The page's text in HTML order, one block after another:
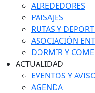
ALREDEDORES
PAISAJES
RUTAS Y
ASOCIACIÓN
DORMIR Y
ACTUALIDAD
EVENTOS Y
AGENDA